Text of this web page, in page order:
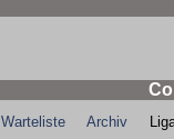
Warteliste Archiv